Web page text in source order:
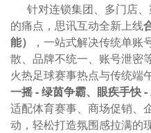
针对连锁集团、多门店、
的痛点，思讯互动全新上线
能）
，一站式解决传统单
散、品牌不统一、账号泄密
火热足球赛事热点与传统端
一摇 - 绿茵争霸、眼疾手快
适配体育赛事、商场促销、
动，轻松打造氛围感拉满的